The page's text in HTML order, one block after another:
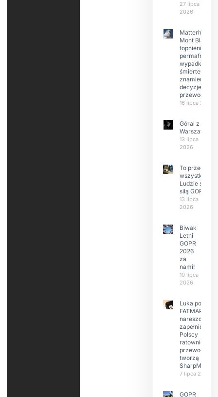
27 lipca
2026
Matterhorn i
Mont Blanc:
topnienie
permafrost,
wypadki
śmiertelne,
znamienne
decyzje
16 lipca 2026
Góral z
Warszawy.
13 lipca
2026
To przede
wszystkim
Ludzie są
siłą GOPR
13 lipca
2026
Biwak
Letni
GOPR
2026
za
nami!
10 lipca
2026
Luka po
FATMAP-ie
nareszcie
zapełniona?
Polscy
ratownicy i
przewodnicy
tworzą
SharpMap
7 lipca 2026
GOPR